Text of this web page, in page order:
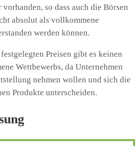
so dass auch die Börsen
absolut als vollkommene
werden können.
Preisen gibt es keinen
Wettbewerbs, da Unternehmen
nehmen wollen und sich die
Produkte unterscheiden.